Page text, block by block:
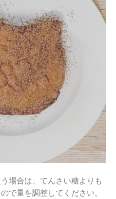
場合は、てんさい糖よりも
で量を調整してください。